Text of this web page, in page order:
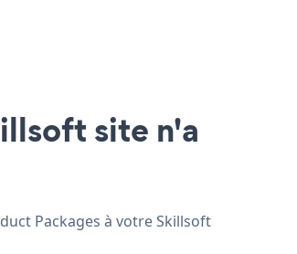
site n'a
Packages à votre Skillsoft